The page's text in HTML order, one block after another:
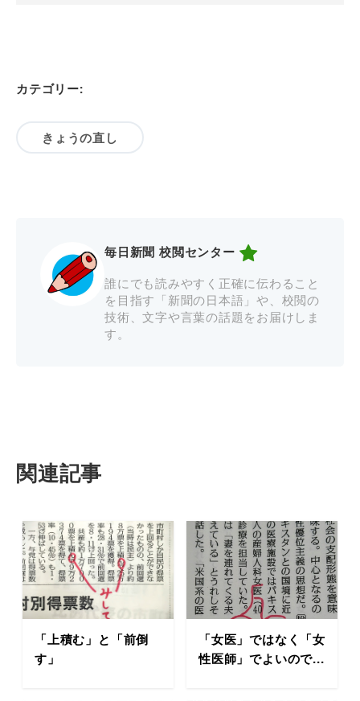
カテゴリー:
きょうの直し
毎日新聞 校閲センター
誰にでも読みやすく正確に伝わること
を目指す「新聞の日本語」や、校閲の
技術、文字や言葉の話題をお届けしま
す。
関連記事
「上積む」と「前倒
す」
「女医」ではなく「女
性医師」でよいので...